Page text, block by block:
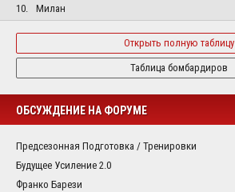
10.
Милан
Открыть полную таблицу
Таблица бомбардиров
ОБСУЖДЕНИЕ НА ФОРУМЕ
Предсезонная Подготовка / Тренировки
Будущее Усиление 2.0
Франко Барези